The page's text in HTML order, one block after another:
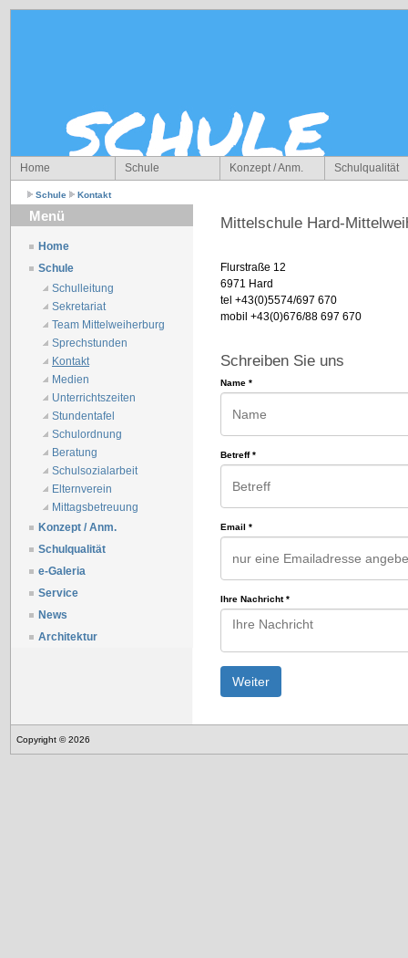
Home Schule Konzept / Anm. Schulqualität
Schule Kontakt
Menü
Home
Schule
Schulleitung
Sekretariat
Team Mittelweiherburg
Sprechstunden
Kontakt
Medien
Unterrichtszeiten
Stundentafel
Schulordnung
Beratung
Schulsozialarbeit
Elternverein
Mittagsbetreuung
Konzept / Anm.
Schulqualität
e-Galeria
Service
News
Architektur
Mittelschule Hard-
Flurstraße 12
6971 Hard
tel +43(0)5574/697 670
mobil +43(0)676/88 697 670
Schreiben Sie uns
Name *
Betreff*
Email *
Ihre Nachricht*
Weiter
Copyright © 2026